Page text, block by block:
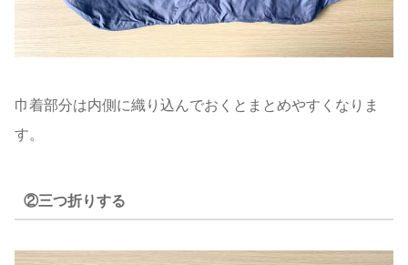
巾着部分は内側に織り込んでおくとまとめやすくなりま
す。
②三つ折りする